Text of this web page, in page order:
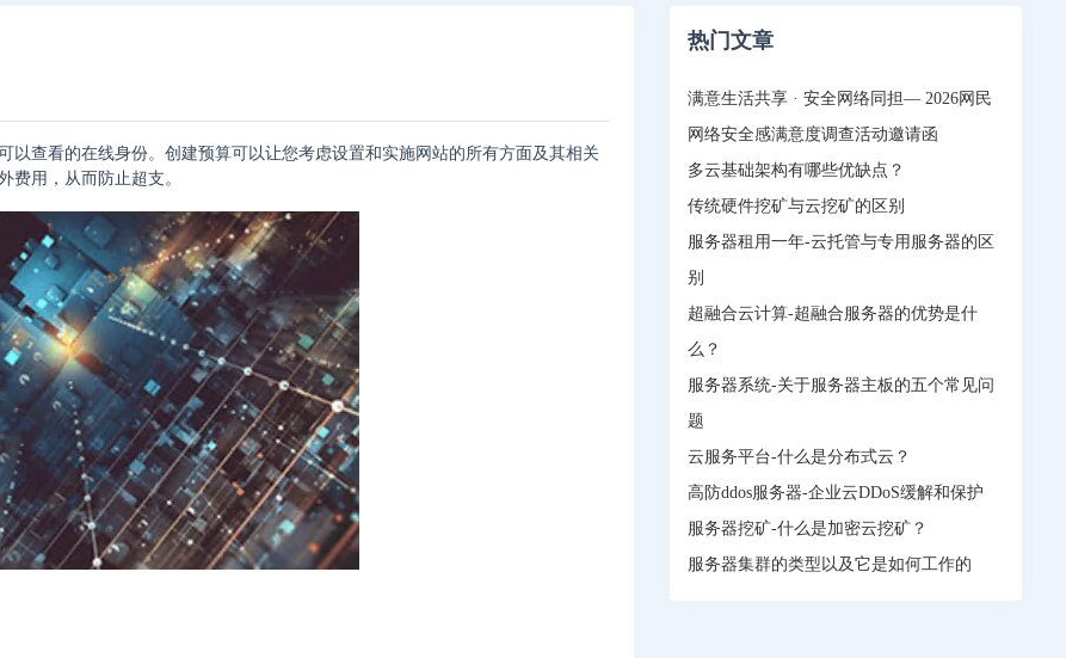
查看的在线身份。创建预算可以让您考虑设置和实施网站的所有方面及其相关
费用，从而防止超支。
热门文章
满意生活共享 · 安全网络同担— 2026网民
网络安全感满意度调查活动邀请函
多云基础架构有哪些优缺点？
传统硬件挖矿与云挖矿的区别
服务器租用一年-云托管与专用服务器的区
别
超融合云计算-超融合服务器的优势是什
么？
服务器系统-关于服务器主板的五个常见问
题
云服务平台-什么是分布式云？
高防ddos服务器-企业云DDoS缓解和保护
服务器挖矿-什么是加密云挖矿？
服务器集群的类型以及它是如何工作的